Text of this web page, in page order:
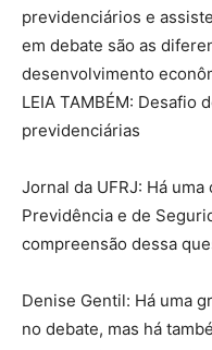
previdenciários e
em debate são as
desenvolvimento
LEIA TAMBÉM: Desafio
previdenciárias
Jornal da UFRJ: Há
Previdência e de
compreensão dessa
Denise Gentil: Há uma
no debate, mas há